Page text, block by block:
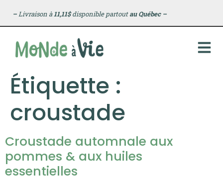
principal
–Livraison à11,11$disponible partoutau Québec –
Étiquette :
croustade
Croustade automnale aux
pommes & aux huiles
essentielles